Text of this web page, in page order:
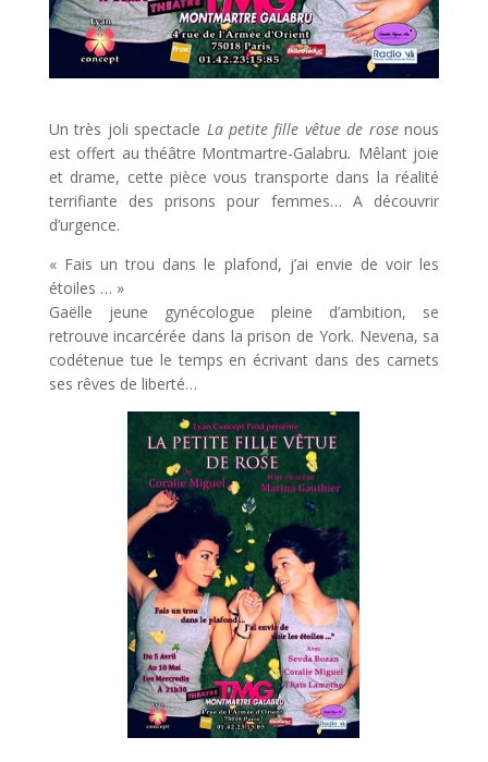
Un très joli spectacle La petite fille vêtue de rosenous
est offert au théâtre Montmartre-Galabru. Mêlant joie
et drame, cette pièce vous transporte dans la réalité
terrifiante des prisons pour femmes… A découvrir
d’urgence.
« Fais un trou dans le plafond, j’ai envie de voir les
étoiles … »
Gaëlle jeune gynécologue pleine d’ambition, se
retrouve incarcérée dans la prison de York. Nevena, sa
codétenue tue le temps en écrivant dans des carnets
ses rêves de liberté…